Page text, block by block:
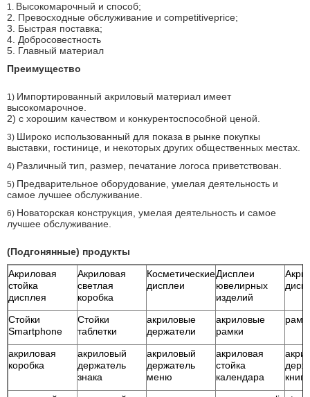
1. Высокомарочный и способ;
2. Превосходные обслуживание и competitiveprice;
3. Быстрая поставка;
4. Добросовестность
5. Главный материал
Преимущество
1) Импортированный акриловый материал имеет
высокомарочное.
2) с хорошим качеством и конкурентоспособной ценой.
3) Широко использованный для показа в рынке покупкы
выставки, гостинице, и некоторых других общественных местах.
4) Различный тип, размер, печатание логоса приветствован.
5) Предварительное оборудование, умелая деятельность и
самое лучшее обслуживание.
6) Новаторская конструкция, умелая деятельность и самое
лучшее обслуживание.
(Подгонянные) продукты
Акриловая
стойка
дисплея
Акриловая
светлая
коробка
Косметические
дисплеи
Дисплеи
ювелирных
изделий
Стойки
Smartphone
Стойки
таблетки
акриловые
держатели
акриловые
рамки
акриловая
коробка
акриловый
держатель
знака
акриловый
держатель
меню
акриловая
стойка
календара
книги